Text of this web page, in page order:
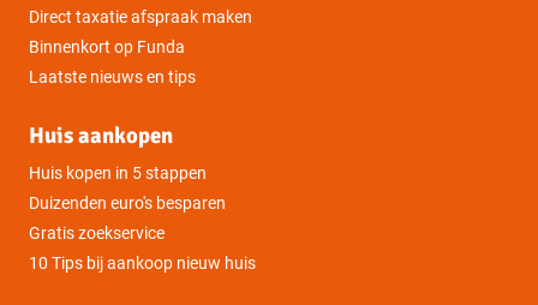
Direct taxatie afspraak maken
Binnenkort op Funda
Laatste nieuws en tips
Huis aankopen
Huis kopen in 5 stappen
Duizenden euro's besparen
Gratis zoekservice
10 Tips bij aankoop nieuw huis